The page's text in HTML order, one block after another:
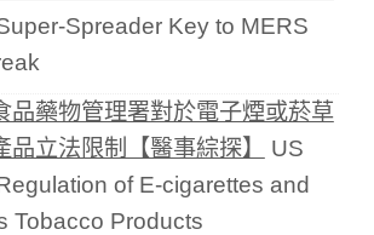
Spreader Key to MERS
品藥物管理署對於電子煙或菸草
品立法限制【醫事綜探】
US
of E-cigarettes and
Tobacco Products